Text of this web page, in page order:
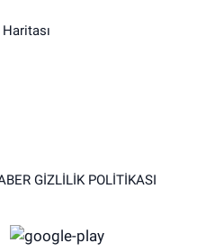
GİZLİLİK POLİTİKASI